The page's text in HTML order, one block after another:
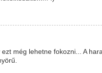
még lehetne fokozni... A